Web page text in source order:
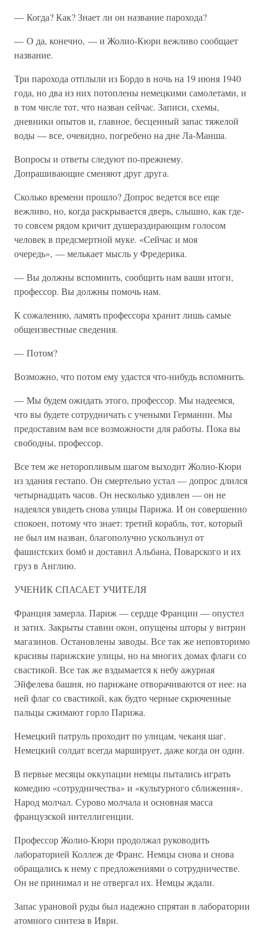
— Когда? Как? Знает ли он название парохода?
— О да, конечно, — и Жолио-Кюри вежливо сообщает
название.
Три парохода отплыли из Бордо в ночь на 19 июня 1940
года, но два из них потоплены немецкими самолетами, и
в том числе тот, что назван сейчас. Записи, схемы,
дневники опытов и, главное, бесценный запас тяжелой
воды — все, очевидно, погребено на дне Ла-Манша.
Вопросы и ответы следуют по-прежнему.
Допрашивающие сменяют друг друга.
Сколько времени прошло? Допрос ведется все еще
вежливо, но, когда раскрывается дверь, слышно, как где-
то совсем рядом кричит душераздирающим голосом
человек в предсмертной муке. «Сейчас и моя
очередь», — мелькает мысль у Фредерика.
— Вы должны вспомнить, сообщить нам ваши итоги,
профессор. Вы должны помочь нам.
К сожалению, ламять профессора хранит лишь самые
общеизвестные сведения.
— Потом?
Возможно, что потом ему удастся что-нибудь вспомнить.
— Мы будем ожидать этого, профессор. Мы надеемся,
что вы будете сотрудничать с учеными Германии. Мы
предоставим вам все возможности для работы. Пока вы
свободны, профессор.
Все тем же неторопливым шагом выходит Жолио-Кюри
из здания гестапо. Он смертельно устал — допрос длился
четырнадцать часов. Он несколько удивлен — он не
надеялся увидеть снова улицы Парижа. И он совершенно
спокоен, потому что знает: третий корабль, тот, который
не был им назван, благополучно ускользнул от
фашистских бомб и доставил Альбана, Поварского и их
груз в Англию.
УЧЕНИК СПАСАЕТ УЧИТЕЛЯ
Франция замерла. Париж — сердце Франции — опустел
и затих. Закрыты ставни окон, опущены шторы у витрин
магазинов. Остановлены заводы. Все так же неповторимо
красивы парижские улицы, но на многих домах флаги со
свастикой. Все так же вздымается к небу ажурная
Эйфелева башня, но парижане отворачиваются от нее: на
ней флаг со свастикой, как будто черные скрюченные
пальцы сжимают горло Парижа.
Немецкий патруль проходит по улицам, чеканя шаг.
Немецкий солдат всегда марширует, даже когда он один.
В первые месяцы оккупации немцы пытались играть
комедию «сотрудничества» и «культурного сближения».
Народ молчал. Сурово молчала и основная масса
французской интеллигенции.
Профессор Жолио-Кюри продолжал руководить
лабораторией Коллеж де Франс. Немцы снова и снова
обращались к нему с предложениями о сотрудничестве.
Он не принимал и не отвергал их. Немцы ждали.
Запас урановой руды был надежно спрятан в лаборатории
атомного синтеза в Иври.